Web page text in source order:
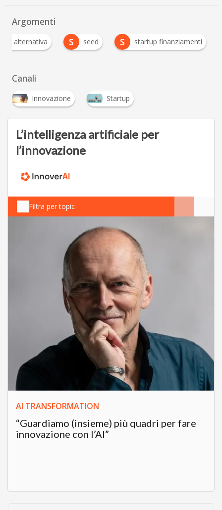
Argomenti
alternativa S seed S startup finanziamenti
Canali
Innovazione Startup
L’intelligenza artificiale per
l’innovazione
Filtra per topic
AI TRANSFORMATION
“Guardiamo (insieme) più quadri per fare
innovazione con l’AI”